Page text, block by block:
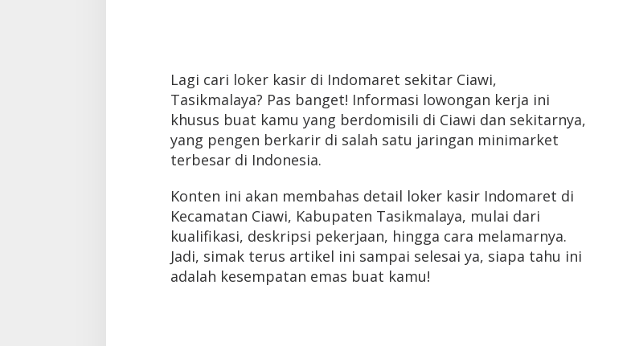
Lagi cari loker kasir di Indomaret sekitar Ciawi,
Tasikmalaya? Pas banget! Informasi lowongan kerja ini
khusus buat kamu yang berdomisili di Ciawi dan sekitarnya,
yang pengen berkarir di salah satu jaringan minimarket
terbesar di Indonesia.
Konten ini akan membahas detail loker kasir Indomaret di
Kecamatan Ciawi, Kabupaten Tasikmalaya, mulai dari
kualifikasi, deskripsi pekerjaan, hingga cara melamarnya.
Jadi, simak terus artikel ini sampai selesai ya, siapa tahu ini
adalah kesempatan emas buat kamu!